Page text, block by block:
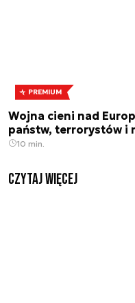
PREMIUM
Wojna cieni nad
państw, terrorystów i
10 min.
czytaj więcej